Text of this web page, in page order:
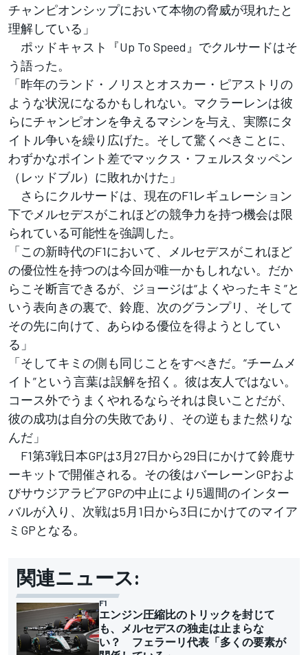
チャンピオンシップにおいて本物の脅威が現れたと
理解している」
ポッドキャスト『Up To Speed』でクルサードはそ
う語った。
「昨年のランド・ノリスとオスカー・ピアストリの
ような状況になるかもしれない。マクラーレンは彼
らにチャンピオンを争えるマシンを与え、実際にタ
イトル争いを繰り広げた。そして驚くべきことに、
わずかなポイント差でマックス・フェルスタッペン
（レッドブル）に敗れかけた」
さらにクルサードは、現在のF1レギュレーション
下でメルセデスがこれほどの競争力を持つ機会は限
られている可能性を強調した。
「この新時代のF1において、メルセデスがこれほど
の優位性を持つのは今回が唯一かもしれない。だか
らこそ断言できるが、ジョージは“よくやったキミ”と
いう表向きの裏で、鈴鹿、次のグランプリ、そして
その先に向けて、あらゆる優位を得ようとしてい
る」
「そしてキミの側も同じことをすべきだ。“チームメ
イト”という言葉は誤解を招く。彼は友人ではない。
コース外でうまくやれるならそれは良いことだが、
彼の成功は自分の失敗であり、その逆もまた然りな
んだ」
F1第3戦日本GPは3月27日から29日にかけて鈴鹿サ
ーキットで開催される。その後はバーレーンGPおよ
びサウジアラビアGPの中止により5週間のインター
バルが入り、次戦は5月1日から3日にかけてのマイア
ミGPとなる。
関連ニュース:
F1
エンジン圧縮比のトリックを封じて
も、メルセデスの独走は止まらな
い？ フェラーリ代表「多くの要素が